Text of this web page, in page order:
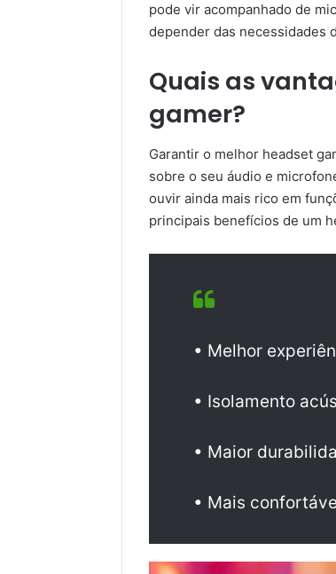
pode vir acompanhado de
depender das necessidades
Quais as
gamer?
Garantir o melhor headset
sobre o seu áudio e
ouvir ainda mais rico em
principais benefícios de um
• Melhor
• Isolamento
• Maior
• Mais